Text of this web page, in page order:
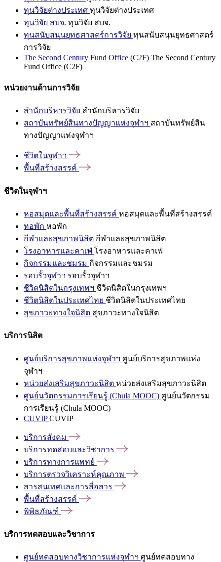
ทุนวิจัยต่างประเทศ ทุนวิจัยต่างประเทศ
ทุนวิจัย สบจ. ทุนวิจัย สบจ.
ทุนสนับสนุนยุทธศาสตร์การวิจัย ทุนสนับสนุนยุทธศาสตร์
การวิจัย
The Second Century Fund Office (C2F) The Second Century
Fund Office (C2F)
หน่วยงานด้านการวิจัย
สำนักบริหารวิจัย สำนักบริหารวิจัย
สถาบันทรัพย์สินทางปัญญาแห่งจุฬาฯ สถาบันทรัพย์สิน
ทางปัญญาแห่งจุฬาฯ
ชีวิตในจุฬาฯ
พื้นที่สร้างสรรค์
ชีวิตในจุฬาฯ
หอสมุดและพื้นที่สร้างสรรค์ หอสมุดและพื้นที่สร้างสรรค์
หอพัก หอพัก
กีฬาและสุขภาพนิสิต กีฬาและสุขภาพนิสิต
โรงอาหารและคาเฟ่ โรงอาหารและคาเฟ่
กิจกรรมและชมรม กิจกรรมและชมรม
รอบรั้วจุฬาฯ รอบรั้วจุฬาฯ
ชีวิตนิสิตในกรุงเทพฯ ชีวิตนิสิตในกรุงเทพฯ
ชีวิตนิสิตในประเทศไทย ชีวิตนิสิตในประเทศไทย
สุขภาวะทางใจนิสิต สุขภาวะทางใจนิสิต
บริการนิสิต
ศูนย์บริการสุขภาพแห่งจุฬาฯ ศูนย์บริการสุขภาพแห่ง
จุฬาฯ
หน่วยส่งเสริมสุขภาวะนิสิต หน่วยส่งเสริมสุขภาวะนิสิต
ศูนย์นวัตกรรมการเรียนรู้ (Chula MOOC) ศูนย์นวัตกรรม
การเรียนรู้ (Chula MOOC)
CUVIPCUVIP
บริการสังคม
บริการทดสอบและวิชาการ
บริการทางการแพทย์
บริการตรวจวิเคราะห์คุณภาพ
สารสนเทศและการสื่อสาร
พื้นที่สร้างสรรค์
พิพิธภัณฑ์
บริการทดสอบและวิชาการ
ศูนย์ทดสอบทางวิชาการแห่งจุฬาฯ ศูนย์ทดสอบทาง